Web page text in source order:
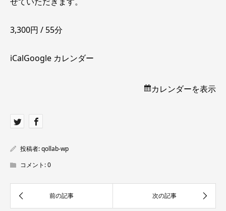
3,300円 / 55分
iCalGoogle カレンダー
カレンダーを表示
投稿者:qollab-wp
コメント:0